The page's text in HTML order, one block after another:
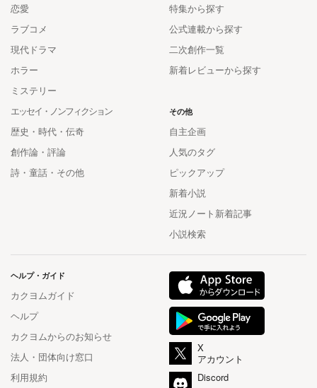
特集から探す
公式連載から探す
二次創作一覧
新着レビューから探す
恋愛
ラブコメ
現代ドラマ
ホラー
ミステリー
エッセイ・ノンフィクション
歴史・時代・伝奇
創作論・評論
詩・童話・その他
その他
自主企画
人気のタグ
ピックアップ
新着小説
近況ノート新着記事
小説検索
ヘルプ・ガイド
カクヨムガイド
ヘルプ
カクヨムからのお知らせ
法人・団体向け窓口
利用規約
X
アカウント
Discord